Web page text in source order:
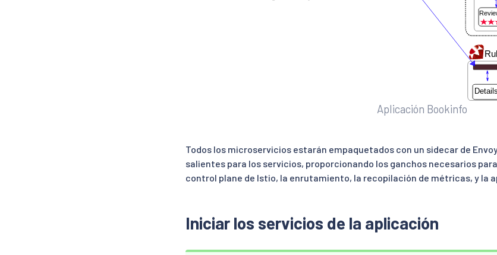
Aplicación Bookinfo
Todos los microservicios estarán empaquetados con un sidecar de
salientes para los servicios, proporcionando los ganchos necesarios
control plane de Istio, la enrutamiento, la recopilación de métricas, y la
Iniciar los servicios de la aplicación